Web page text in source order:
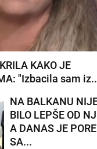
KAKO JE
"Izbacila sam
NA BALKANU
BILO LEPŠE OD
A DANAS JE
SA...